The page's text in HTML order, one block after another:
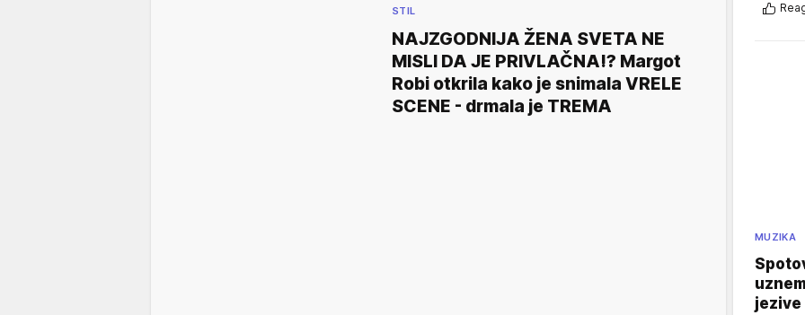
STIL
NAJZGODNIJA ŽENA SVETA NE
MISLI DA JE PRIVLAČNA!? Margot
Robi otkrila kako je snimala VRELE
SCENE - drmala je TREMA
MUZIKA
jezive